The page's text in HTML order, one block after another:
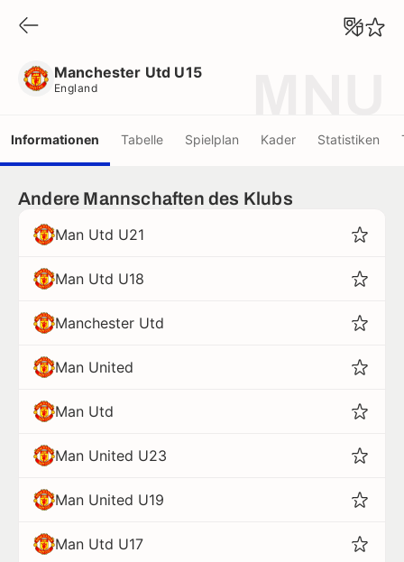
Manchester Utd U15
England
Informationen Tabelle Spielplan Kader Statistiken
Andere Mannschaften des Klubs
Man Utd U21
Man Utd U18
Manchester Utd
Man United
Man Utd
Man United U23
Man United U19
Man Utd U17